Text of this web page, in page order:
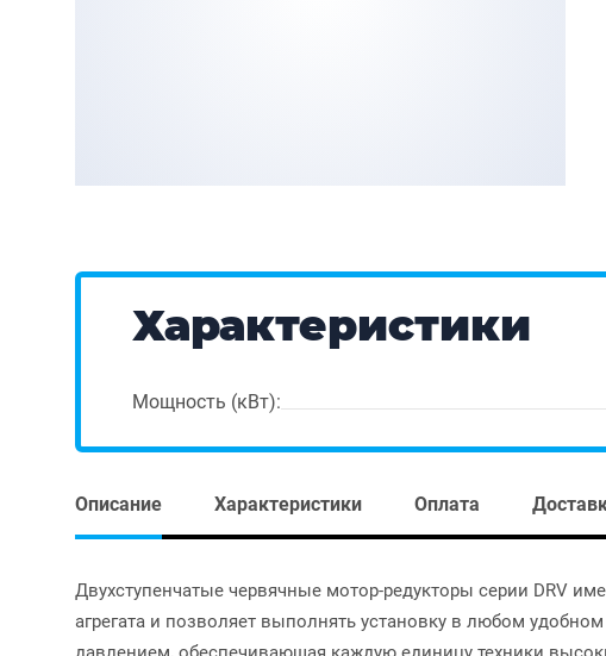
Характеристики
Мощность (кВт):
Описание Характеристики Оплата
Двухступенчатые червячные мотор-редукторы серии DRV
агрегата и позволяет выполнять установку в любом